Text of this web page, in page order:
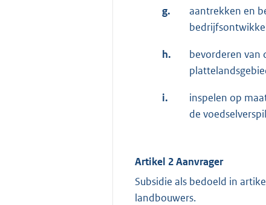
g.
aantrekken en
h.
bevorderen van
i.
inspelen op
de
Artikel 2 Aanvrager
Subsidie als bedoeld in
landbouwers.